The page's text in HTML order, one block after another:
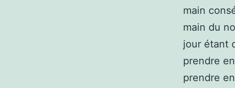
main
main du
jour étant
prendre
prendre